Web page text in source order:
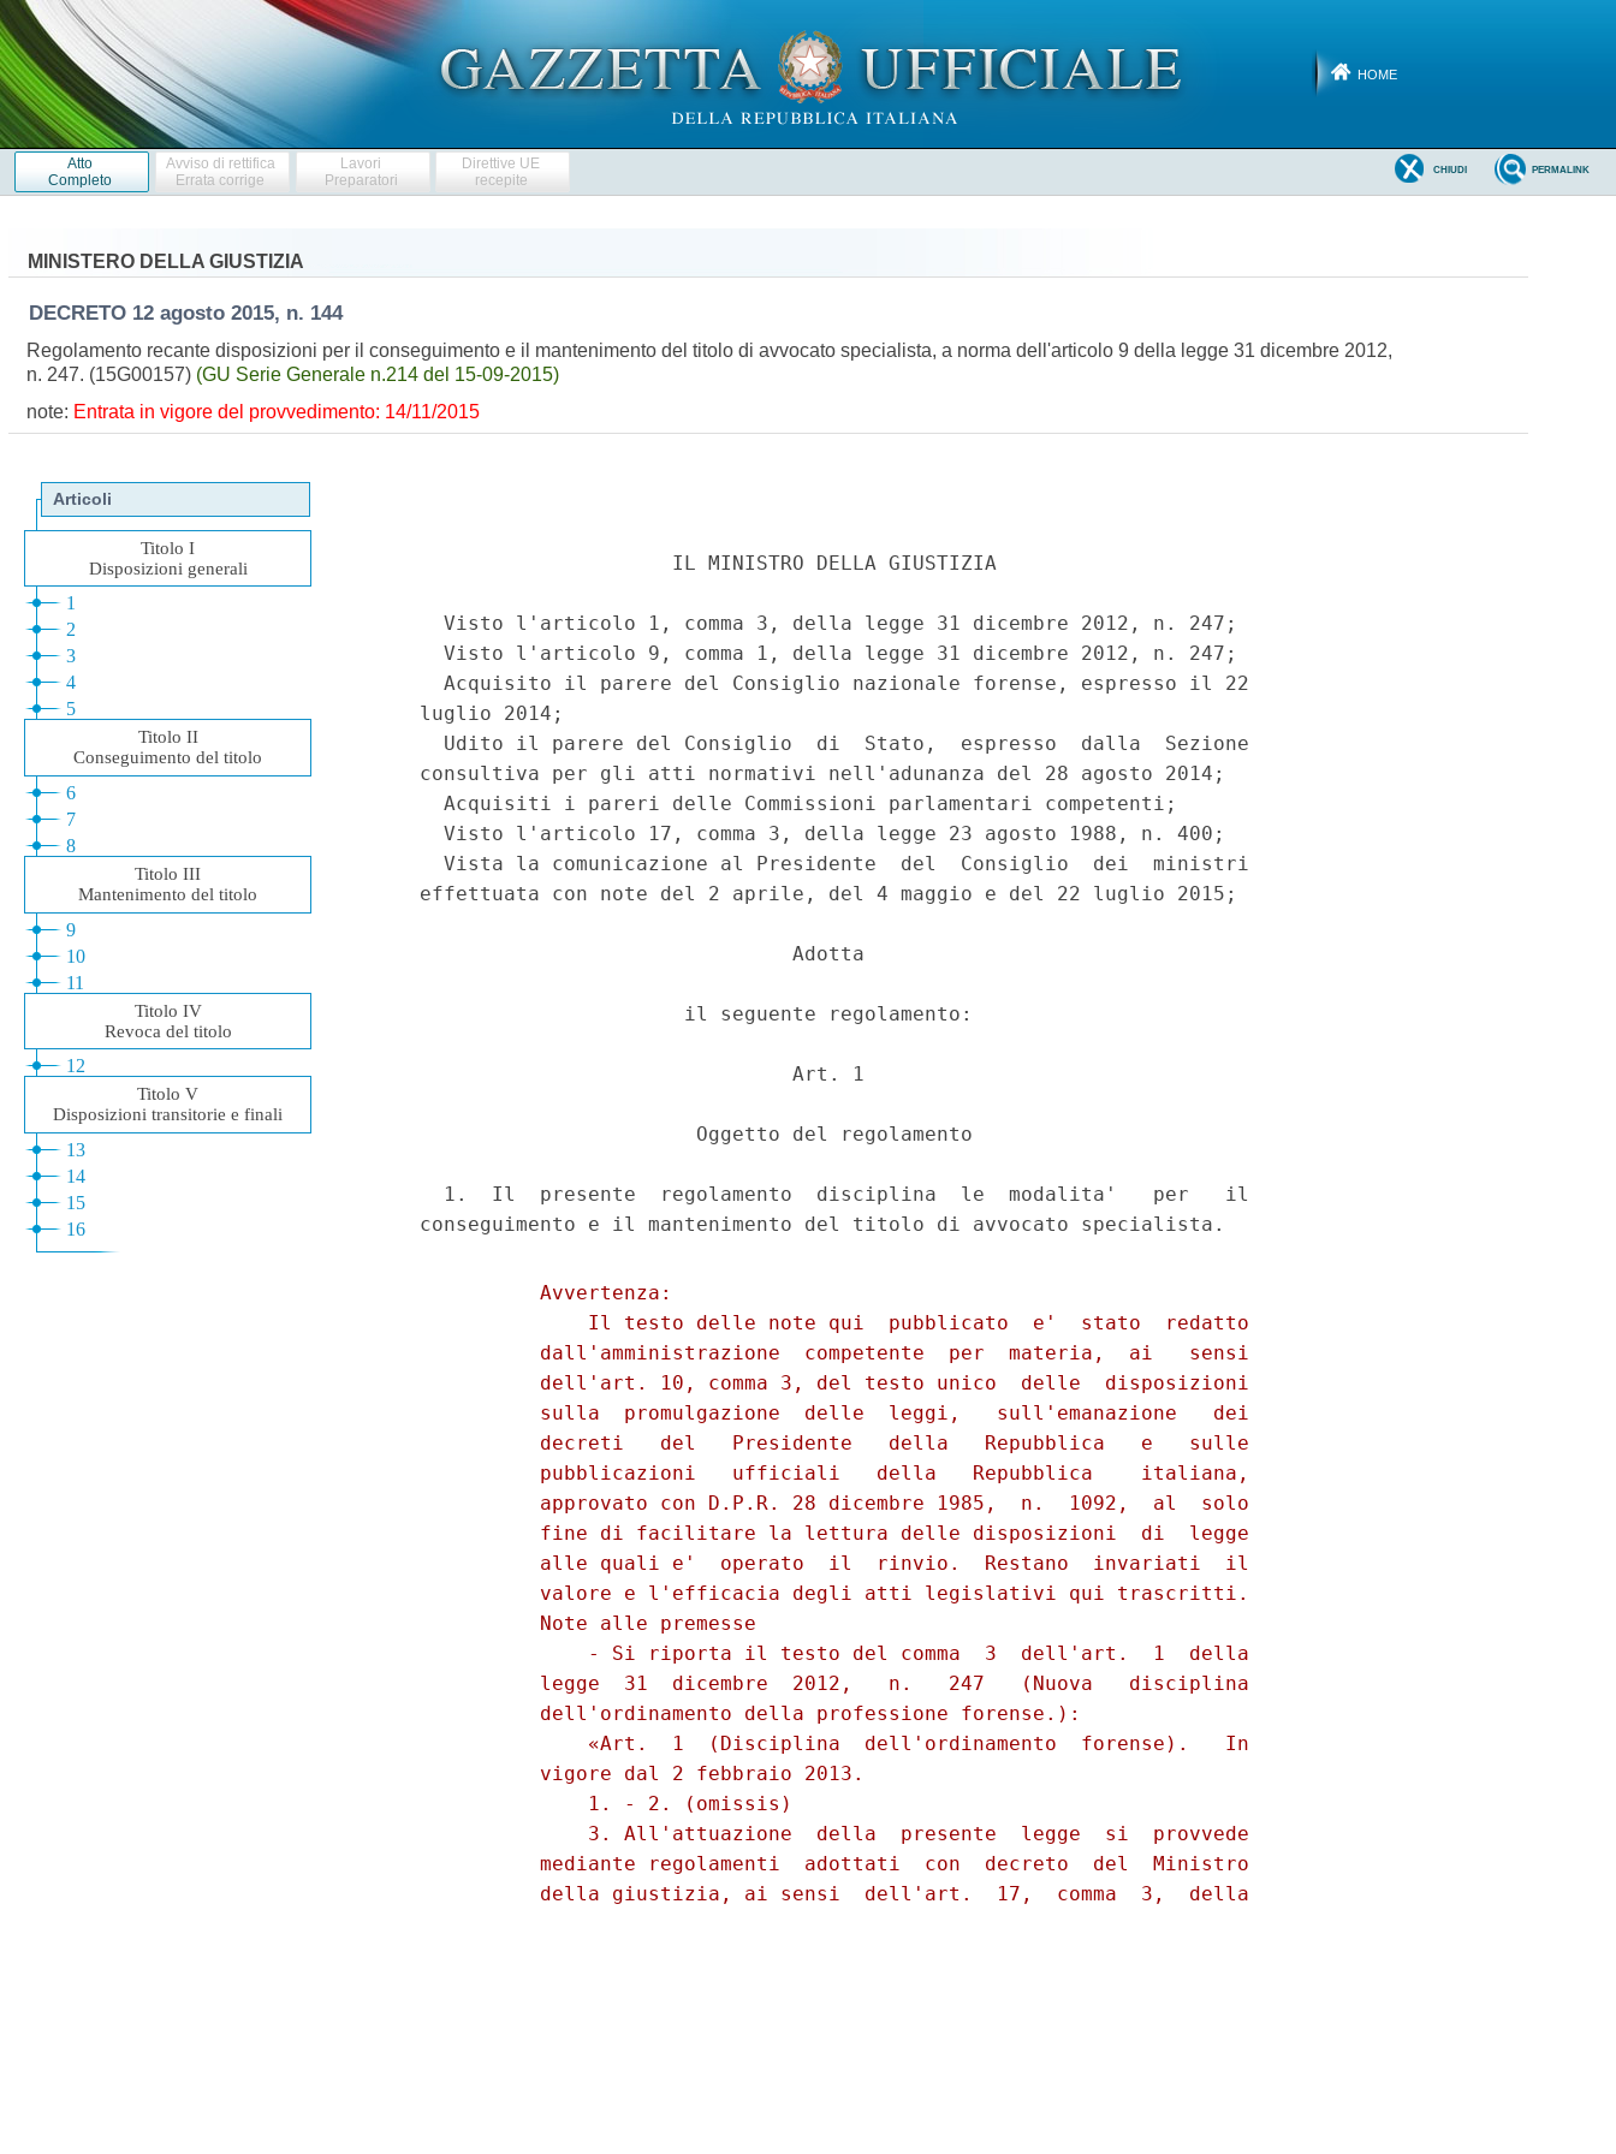
HOME
Atto
Completo
Avviso di rettifica
Errata corrige
Lavori
Preparatori
Direttive UE
recepite
PERMALINK
CHIUDI
MINISTERO DELLA GIUSTIZIA
DECRETO 12 agosto 2015, n. 144
Regolamento recante disposizioni per il conseguimento e il mantenimento del titolo di avvocato specialista, a norma dell'articolo 9 della legge 31 dicembre 2012,
n. 247. (15G00157) (GU Serie Generale n.214 del 15-09-2015)
note: Entrata in vigore del provvedimento: 14/11/2015